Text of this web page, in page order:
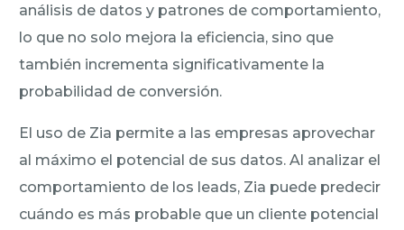
análisis de datos y patrones de comportamiento,
lo que no solo mejora la eficiencia, sino que
también incrementa significativamente la
probabilidad de conversión.
El uso de Zia permite a las empresas aprovechar
al máximo el potencial de sus datos. Al analizar el
comportamiento de los leads, Zia puede predecir
cuándo es más probable que un cliente potencial